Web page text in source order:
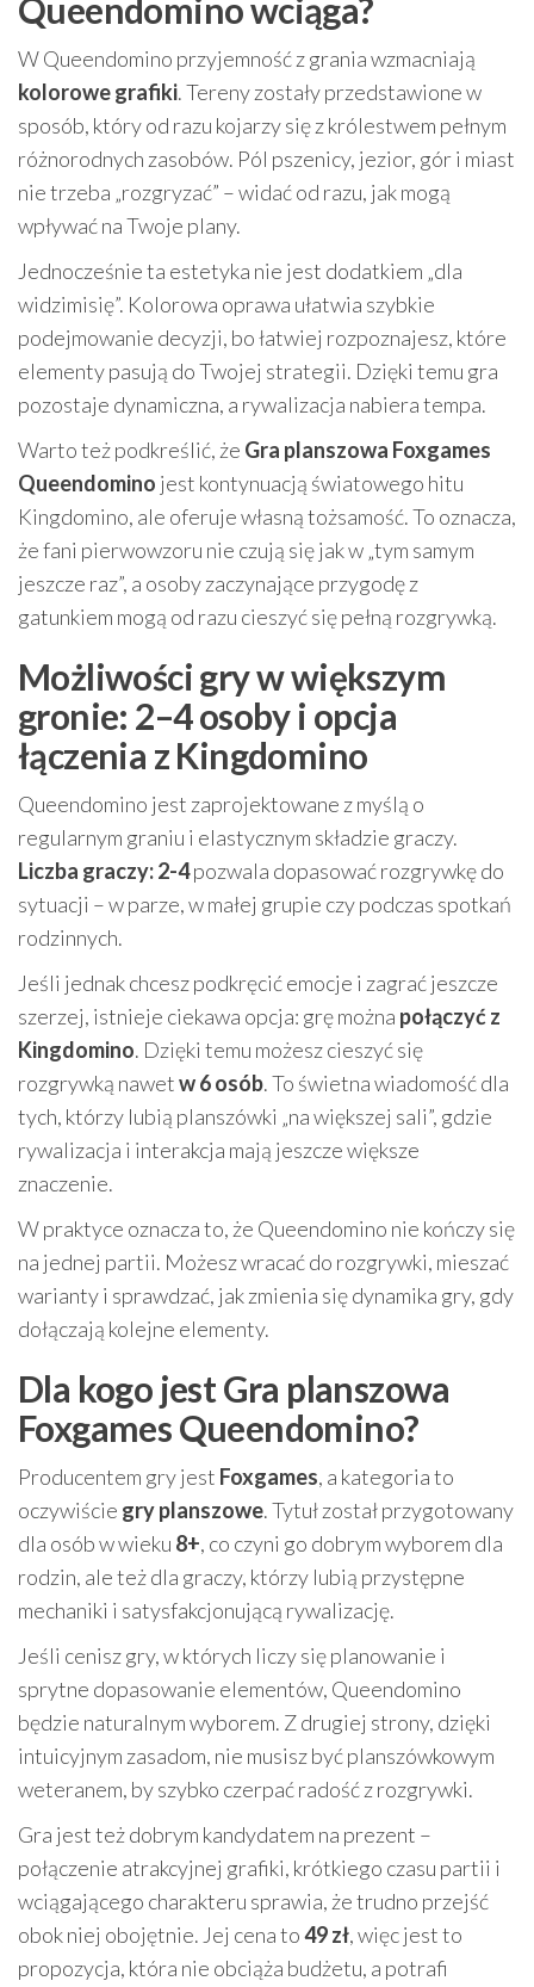
Queendomino wciąga?
W Queendomino przyjemność z grania wzmacniają
kolorowe grafiki. Tereny zostały przedstawione w
sposób, który od razu kojarzy się z królestwem pełnym
różnorodnych zasobów. Pól pszenicy, jezior, gór i miast
nie trzeba „rozgryzać” – widać od razu, jak mogą
wpływać na Twoje plany.
Jednocześnie ta estetyka nie jest dodatkiem „dla
widzimisię”. Kolorowa oprawa ułatwia szybkie
podejmowanie decyzji, bo łatwiej rozpoznajesz, które
elementy pasują do Twojej strategii. Dzięki temu gra
pozostaje dynamiczna, a rywalizacja nabiera tempa.
Warto też podkreślić, że Gra planszowa Foxgames
Queendomino jest kontynuacją światowego hitu
Kingdomino, ale oferuje własną tożsamość. To oznacza,
że fani pierwowzoru nie czują się jak w „tym samym
jeszcze raz”, a osoby zaczynające przygodę z
gatunkiem mogą od razu cieszyć się pełną rozgrywką.
Możliwości gry w większym
gronie: 2–4 osoby i opcja
łączenia z Kingdomino
Queendomino jest zaprojektowane z myślą o
regularnym graniu i elastycznym składzie graczy.
Liczba graczy: 2-4pozwala dopasować rozgrywkę do
sytuacji – w parze, w małej grupie czy podczas spotkań
rodzinnych.
Jeśli jednak chcesz podkręcić emocje i zagrać jeszcze
szerzej, istnieje ciekawa opcja: grę można połączyć z
Kingdomino. Dzięki temu możesz cieszyć się
rozgrywką nawetw 6 osób. To świetna wiadomość dla
tych, którzy lubią planszówki „na większej sali”, gdzie
rywalizacja i interakcja mają jeszcze większe
znaczenie.
W praktyce oznacza to, że Queendomino nie kończy się
na jednej partii. Możesz wracać do rozgrywki, mieszać
warianty i sprawdzać, jak zmienia się dynamika gry, gdy
dołączają kolejne elementy.
Dla kogo jest Gra planszowa
Foxgames Queendomino?
Producentem gry jest Foxgames, a kategoria to
oczywiście gry planszowe. Tytuł został przygotowany
dla osób w wieku 8+, co czyni go dobrym wyborem dla
rodzin, ale też dla graczy, którzy lubią przystępne
mechaniki i satysfakcjonującą rywalizację.
Jeśli cenisz gry, w których liczy się planowanie i
sprytne dopasowanie elementów, Queendomino
będzie naturalnym wyborem. Z drugiej strony, dzięki
intuicyjnym zasadom, nie musisz być planszówkowym
weteranem, by szybko czerpać radość z rozgrywki.
Gra jest też dobrym kandydatem na prezent –
połączenie atrakcyjnej grafiki, krótkiego czasu partii i
wciągającego charakteru sprawia, że trudno przejść
obok niej obojętnie. Jej cena to49 zł, więc jest to
propozycja, która nie obciąża budżetu, a potrafi